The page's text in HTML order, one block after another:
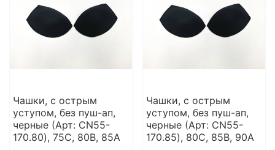
Чашки, с острым
уступом, без пуш-ап,
черные (Арт: CN55-
170.80), 75С, 80В, 85А
Чашки, с острым
уступом, без пуш-ап,
черные (Арт: CN55-
170.85), 80С, 85В, 90А